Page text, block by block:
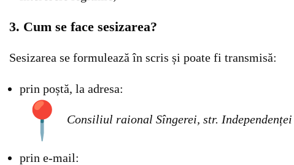
3. Cum se face sesizarea?
Sesizarea se formulează în scris și poate fi transmisă:
prin poștă, la adresa:
Consiliul raional Sîngerei, str.
prin e-mail: